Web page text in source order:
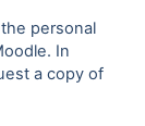
personal
In
a copy of